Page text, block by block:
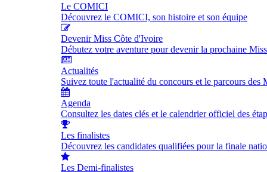
Le COMICI
Découvrez le COMICI, son histoire et son équipe
Devenir Miss Côte d'Ivoire
Débutez votre aventure pour devenir la prochaine
Actualités
Suivez toute l'actualité du concours et le parcours des
Agenda
Consultez les dates clés et le calendrier officiel des
Les finalistes
Découvrez les candidates qualifiées pour la finale
Les Demi-finalistes